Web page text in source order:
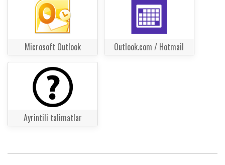
Microsoft Outlook Outlook.com / Hotmail
Ayrintili talimatlar